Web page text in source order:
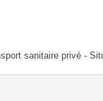
sanitaire privé -